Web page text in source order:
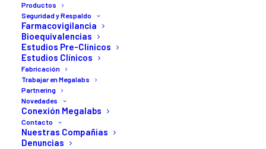
Productos
Seguridad y Respaldo
Farmacovigilancia
Bioequivalencias
Estudios Pre-Clínicos
Estudios Clínicos
Fabricación
Trabajar en Megalabs
Partnering
Novedades
Conexión Megalabs
Contacto
Nuestras Compañías
Denuncias
El cuidado por la salud de las
personas es un valor que
trasciende fronteras.
Facilitar el acceso a
medicamentos desarrollados
con altos estándares de
calidad es nuestro propósito.